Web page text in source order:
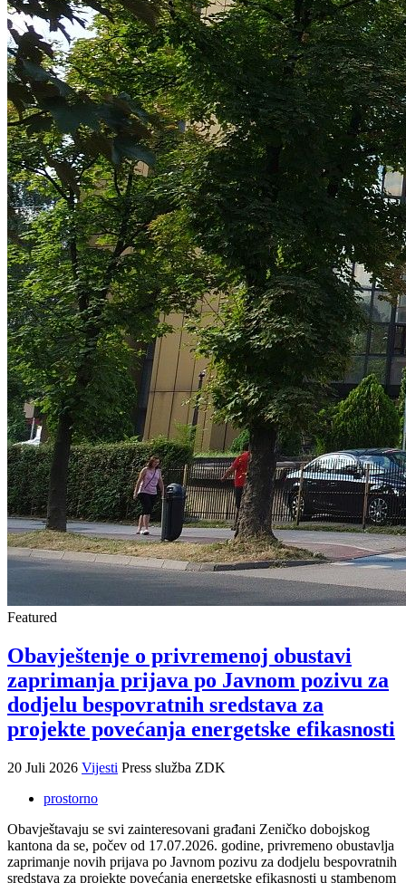
Featured
Obavještenje o privremenoj obustavi
zaprimanja prijava po Javnom pozivu za
dodjelu bespovratnih sredstava za
projekte povećanja energetske efikasnosti
20 Juli 2026 Vijesti Press služba ZDK
prostorno
Obavještavaju se svi zainteresovani građani Zeničko dobojskog
kantona da se, počev od 17.07.2026. godine, privremeno obustavlja
zaprimanje novih prijava po Javnom pozivu za dodjelu bespovratnih
sredstava za projekte povećanja energetske efikasnosti u stambenom